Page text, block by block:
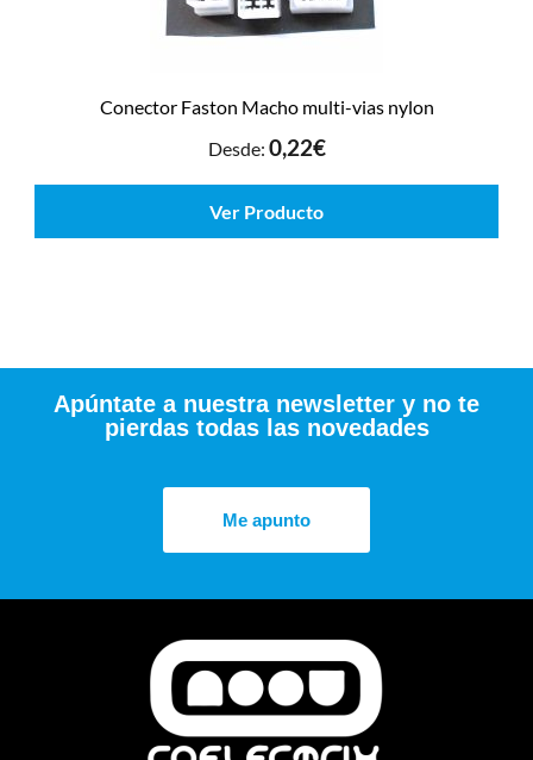
Conector Faston Macho multi-vias nylon
Desde: 0,22€
Ver Producto
Apúntate a nuestra newsletter y no te
pierdas todas las novedades
Me apunto